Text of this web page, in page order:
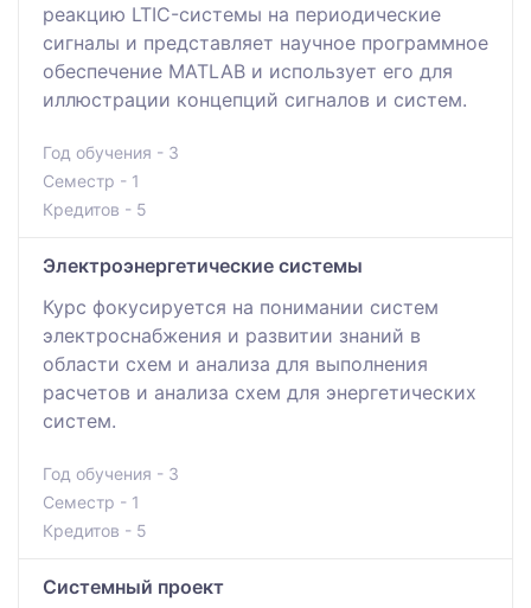
реакцию LTIC-системы на периодические
сигналы и представляет научное программное
обеспечение MATLAB и использует его для
иллюстрации концепций сигналов и систем.
Год обучения - 3
Семестр - 1
Кредитов - 5
Электроэнергетические системы
Курс фокусируется на понимании систем
электроснабжения и развитии знаний в
области схем и анализа для выполнения
расчетов и анализа схем для энергетических
систем.
Год обучения - 3
Семестр - 1
Кредитов - 5
Системный проект